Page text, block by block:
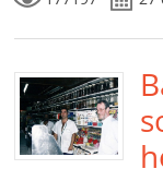
c
e
b
o
o
itt
er l